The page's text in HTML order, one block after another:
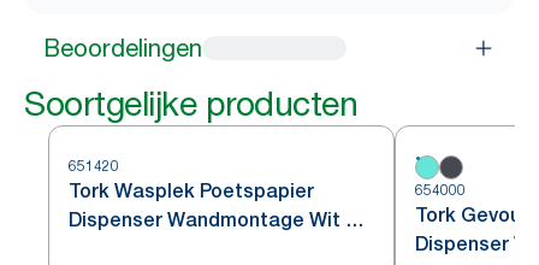
Beoordelingen
Soortgelijke producten
651420
Tork Wasplek Poetspapier
Dispenser Wandmontage Wit en
654000
Tork
Dispenser